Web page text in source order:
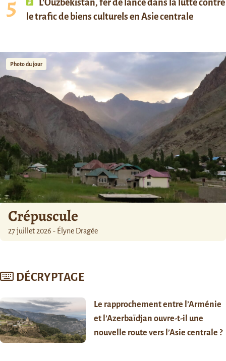
L’Ouzbékistan, fer de lance dans la lutte contre
le trafic de biens culturels en Asie centrale
Photo du jour
Crépuscule
27 juillet 2026 - Élyne Dragée
DÉCRYPTAGE
Le rapprochement entre l’Arménie
et l’Azerbaïdjan ouvre-t-il une
nouvelle route vers l’Asie centrale ?